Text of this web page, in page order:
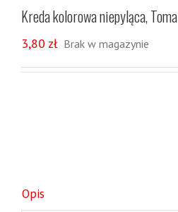
Kreda kolorowa niepyląca, Toma
3,80 zł Brak w magazynie
Opis